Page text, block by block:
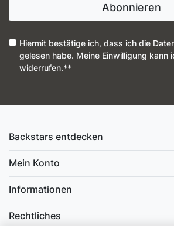
Abonnieren
Hiermit bestätige ich, dass ich die
gelesen habe. Meine Einwilligung kann
widerrufen.**
Backstars entdecken
Mein Konto
Informationen
Rechtliches